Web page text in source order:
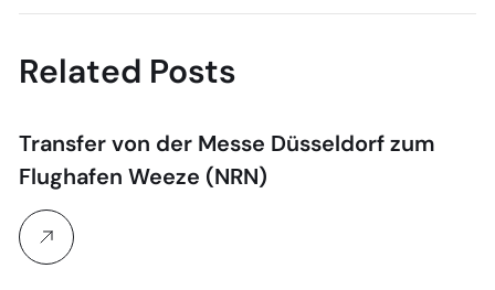
Related Posts
Transfer von der Messe Düsseldorf zum
Flughafen Weeze (NRN)